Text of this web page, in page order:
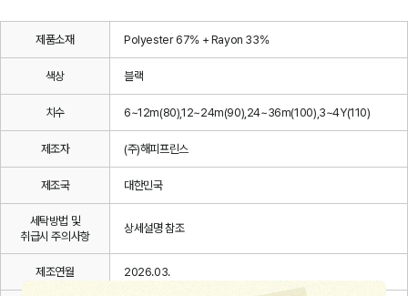
제품소재 Polyester 67% + Rayon 33%
색상 블랙
치수 6~12m(80),12~24m(90),24~36m(100),3~4Y(110)
제조자 (주)해피프린스
제조국 대한민국
세탁방법 및
취급시 주의사항
상세설명 참조
제조연월 2026.03.